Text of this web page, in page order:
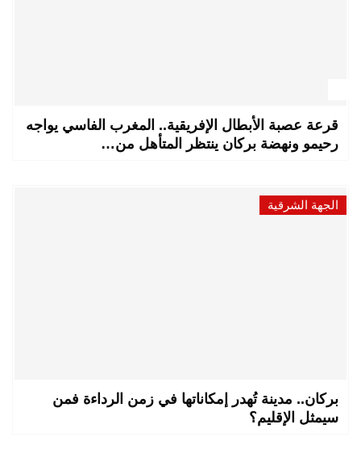
قرعة عصبة الأبطال الإفريقية.. المغرب الفاسي يواجه
رحيمو ونهضة بركان ينتظر المتأهل من…
الجهة الشرقية
بركان.. مدينة تُهدر إمكاناتها في زمن الرداءة فمن
سيمثل الإقليم؟